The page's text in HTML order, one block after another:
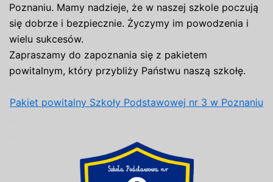
Poznaniu. Mamy nadzieje, że w naszej szkole poczują
się dobrze i bezpiecznie. Życzymy im powodzenia i
wielu sukcesów.
Zapraszamy do zapoznania się z pakietem
powitalnym, który przybliży Państwu naszą szkołę.
Pakiet powitalny Szkoły Podstawowej nr 3 w Poznaniu